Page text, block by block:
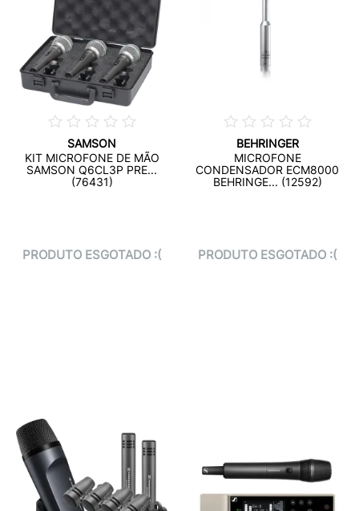
SAMSON
KIT MICROFONE DE MÃO
SAMSON Q6CL3P PRE...
(76431)
PRODUTO ESGOTADO :(
BEHRINGER
MICROFONE
CONDENSADOR ECM8000
BEHRINGE... (12592)
PRODUTO ESGOTADO :(